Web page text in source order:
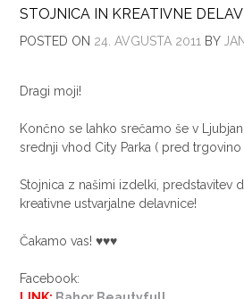
STOJNICA IN KREATIVNE
POSTED ON 24. AVGUSTA 2011 BY
Dragi moji!
Končno se lahko srečamo še v
srednji vhod City Parka ( pred trgovino
Stojnica z našimi izdelki, predstavitev
kreativne ustvarjalne delavnice!
Čakamo vas! ♥♥♥
Facebook: